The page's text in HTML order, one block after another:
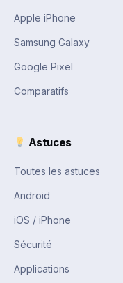
Apple iPhone
Samsung Galaxy
Google Pixel
Comparatifs
Astuces
Toutes les astuces
Android
iOS / iPhone
Sécurité
Applications